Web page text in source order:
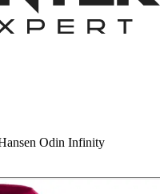
Odin Infinity